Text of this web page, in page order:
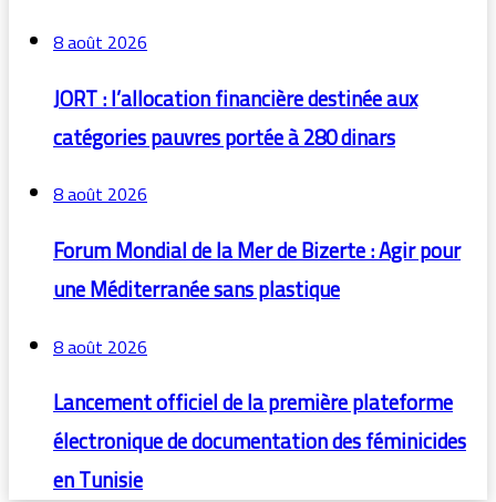
8 août 2026
JORT : l’allocation financière destinée aux
catégories pauvres portée à 280 dinars
8 août 2026
Forum Mondial de la Mer de Bizerte : Agir pour
une Méditerranée sans plastique
8 août 2026
Lancement officiel de la première plateforme
électronique de documentation des féminicides
en Tunisie